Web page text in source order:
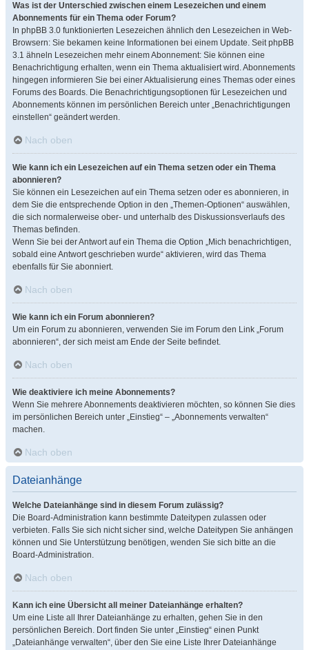
Was ist der Unterschied zwischen einem Lesezeichen und einem
Abonnements für ein Thema oder Forum?
In phpBB 3.0 funktionierten Lesezeichen ähnlich den Lesezeichen in Web-
Browsern: Sie bekamen keine Informationen bei einem Update. Seit phpBB
3.1 ähneln Lesezeichen mehr einem Abonnement: Sie können eine
Benachrichtigung erhalten, wenn ein Thema aktualisiert wird. Abonnements
hingegen informieren Sie bei einer Aktualisierung eines Themas oder eines
Forums des Boards. Die Benachrichtigungsoptionen für Lesezeichen und
Abonnements können im persönlichen Bereich unter „Benachrichtigungen
einstellen“ geändert werden.
Nach oben
Wie kann ich ein Lesezeichen auf ein Thema setzen oder ein Thema
abonnieren?
Sie können ein Lesezeichen auf ein Thema setzen oder es abonnieren, in
dem Sie die entsprechende Option in den „Themen-Optionen“ auswählen,
die sich normalerweise ober- und unterhalb des Diskussionsverlaufs des
Themas befinden.
Wenn Sie bei der Antwort auf ein Thema die Option „Mich benachrichtigen,
sobald eine Antwort geschrieben wurde“ aktivieren, wird das Thema
ebenfalls für Sie abonniert.
Nach oben
Wie kann ich ein Forum abonnieren?
Um ein Forum zu abonnieren, verwenden Sie im Forum den Link „Forum
abonnieren“, der sich meist am Ende der Seite befindet.
Nach oben
Wie deaktiviere ich meine Abonnements?
Wenn Sie mehrere Abonnements deaktivieren möchten, so können Sie dies
im persönlichen Bereich unter „Einstieg“ – „Abonnements verwalten“
machen.
Nach oben
Dateianhänge
Welche Dateianhänge sind in diesem Forum zulässig?
Die Board-Administration kann bestimmte Dateitypen zulassen oder
verbieten. Falls Sie sich nicht sicher sind, welche Dateitypen Sie anhängen
können und Sie Unterstützung benötigen, wenden Sie sich bitte an die
Board-Administration.
Nach oben
Kann ich eine Übersicht all meiner Dateianhänge erhalten?
Um eine Liste all Ihrer Dateianhänge zu erhalten, gehen Sie in den
persönlichen Bereich. Dort finden Sie unter „Einstieg“ einen Punkt
„Dateianhänge verwalten“, über den Sie eine Liste Ihrer Dateianhänge